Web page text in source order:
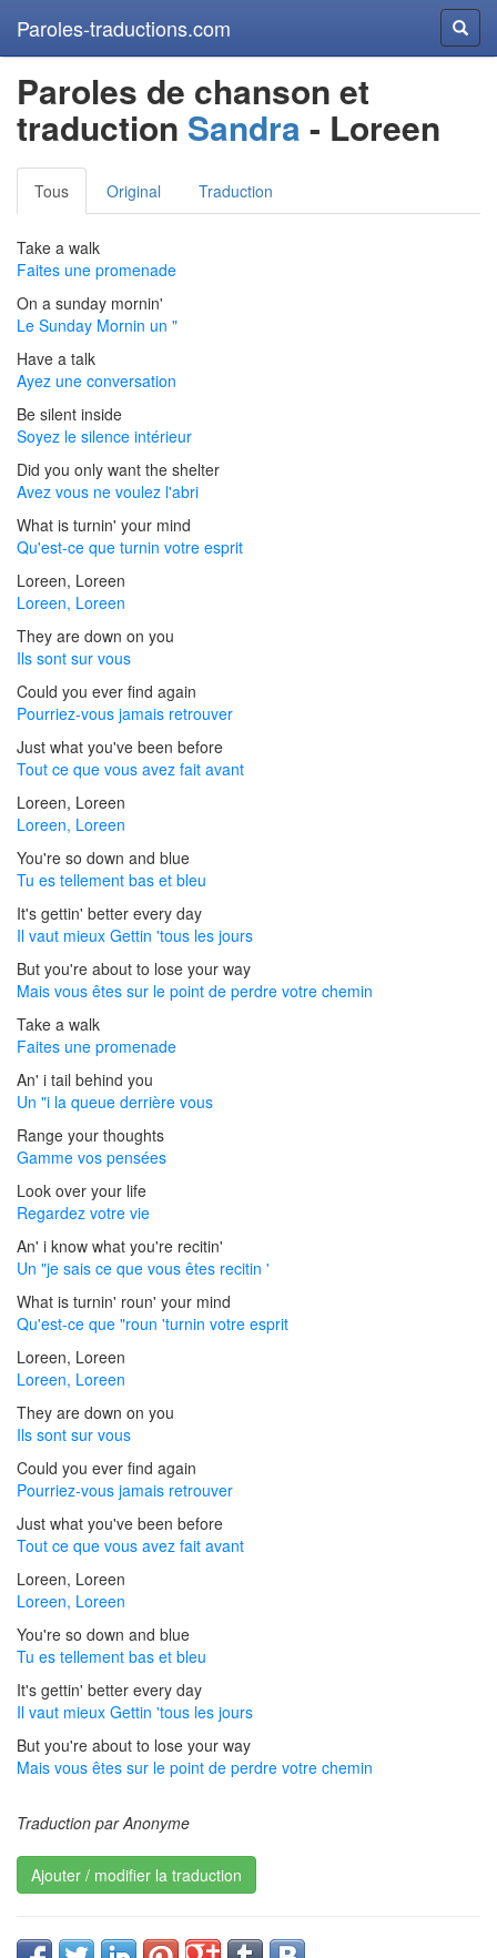
Paroles-traductions.com
Paroles de chanson et
traduction Sandra - Loreen
Tous Original Traduction
Take a walk
Faites une promenade
On a sunday mornin'
Le Sunday Mornin un "
Have a talk
Ayez une conversation
Be silent inside
Soyez le silence intérieur
Did you only want the shelter
Avez vous ne voulez l'abri
What is turnin' your mind
Qu'est-ce que turnin votre esprit
Loreen, Loreen
Loreen, Loreen
They are down on you
Ils sont sur vous
Could you ever find again
Pourriez-vous jamais retrouver
Just what you've been before
Tout ce que vous avez fait avant
Loreen, Loreen
Loreen, Loreen
You're so down and blue
Tu es tellement bas et bleu
It's gettin' better every day
Il vaut mieux Gettin 'tous les jours
But you're about to lose your way
Mais vous êtes sur le point de perdre votre chemin
Take a walk
Faites une promenade
An' i tail behind you
Un "i la queue derrière vous
Range your thoughts
Gamme vos pensées
Look over your life
Regardez votre vie
An' i know what you're recitin'
Un "je sais ce que vous êtes recitin '
What is turnin' roun' your mind
Qu'est-ce que "roun 'turnin votre esprit
Loreen, Loreen
Loreen, Loreen
They are down on you
Ils sont sur vous
Could you ever find again
Pourriez-vous jamais retrouver
Just what you've been before
Tout ce que vous avez fait avant
Loreen, Loreen
Loreen, Loreen
You're so down and blue
Tu es tellement bas et bleu
It's gettin' better every day
Il vaut mieux Gettin 'tous les jours
But you're about to lose your way
Mais vous êtes sur le point de perdre votre chemin
Traduction par Anonyme
Ajouter / modifier la traduction